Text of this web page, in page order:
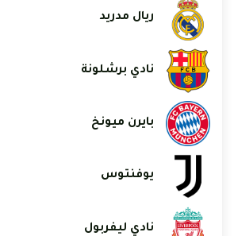
ريال مدريد
نادي برشلونة
بايرن ميونخ
يوفنتوس
نادي ليفربول